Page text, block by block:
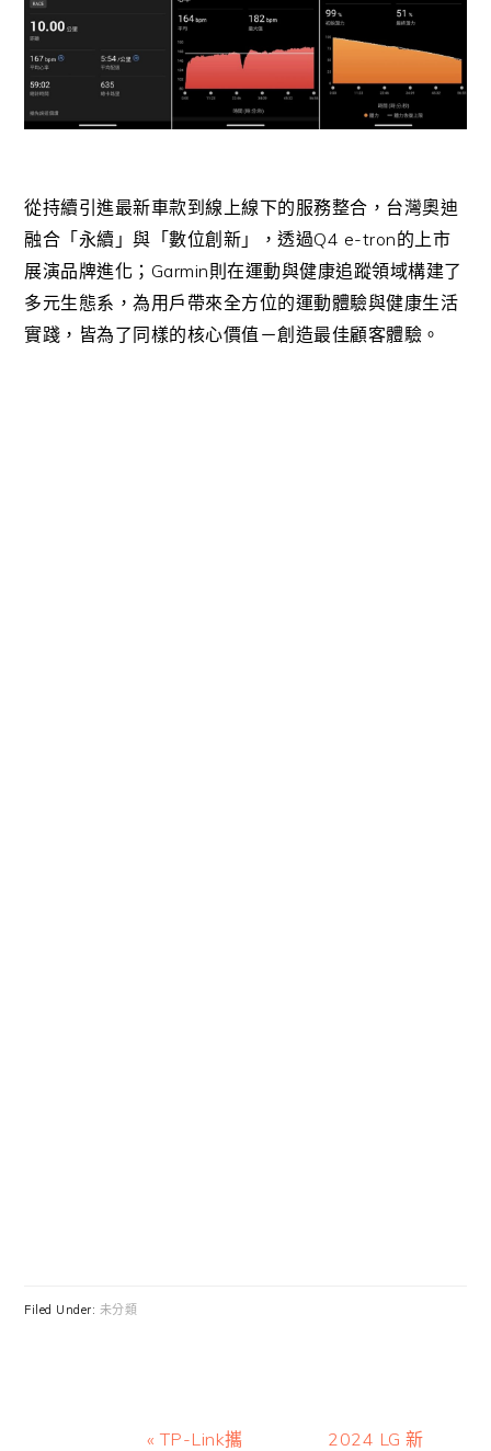
從持續引進最新車款到線上線下的服務整合，台灣奧迪
融合「永續」與「數位創新」，透過Q4 e-tron的上市
展演品牌進化； Garmin則在運動與健康追蹤領域構建了
多元生態系，為用戶帶來全方位的運動體驗與健康生活
實踐，皆為了同樣的核心價值－創造最佳顧客體驗。
Filed Under: 未分類
Previous
« TP-Link攜
Next
2024 LG 新